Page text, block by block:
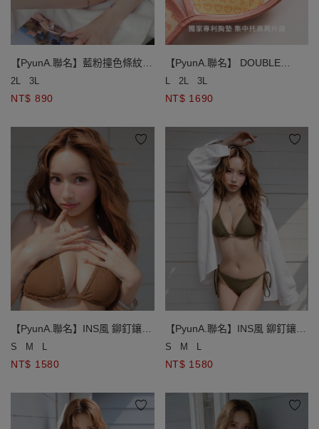
【PyunA.聯名】藍粉撞色條紋側
綁帶低腰泳褲
2L 3L
NT$ 890
【PyunA.聯名】 DOUBLE
PUSH終極美波條紋雙綁比基尼
L 2L 3L
NT$ 1690
【PyunA.聯名】INS風 鉚釘鑲邊
兩件式比基尼套裝
S M L
NT$ 1580
【PyunA.聯名】INS風 鉚釘鑲邊
兩件式比基尼套裝
S M L
NT$ 1580